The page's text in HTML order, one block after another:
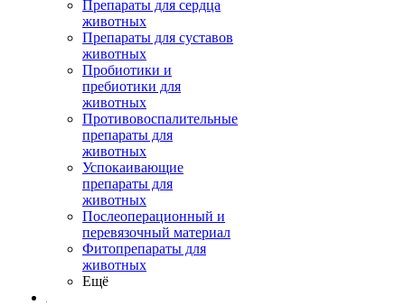
Препараты для сердца
животных
Препараты для суставов
животных
Пробиотики и
пребиотики для
животных
Противовоспалительные
препараты для
животных
Успокаивающие
препараты для
животных
Послеоперационный и
перевязочный материал
Фитопрепараты для
животных
Ещё